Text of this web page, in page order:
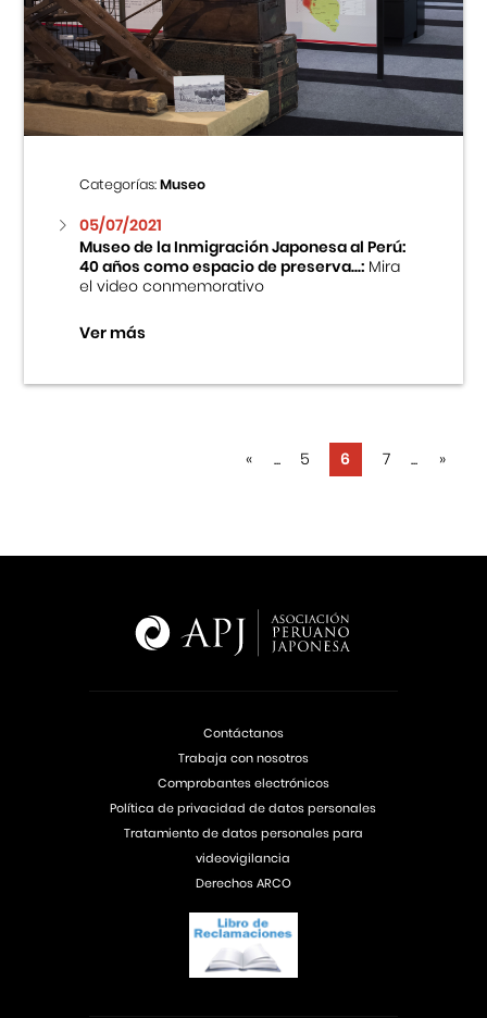
Categorías:Museo
05/07/2021
Museo de la Inmigración Japonesa al Perú:
40 años como espacio de preserva...:Mira
el video conmemorativo
Ver más
« ... 5 6 7 ... »
Contáctanos
Trabaja con nosotros
Comprobantes electrónicos
Política de privacidad de datos personales
Tratamiento de datos personales para
videovigilancia
Derechos ARCO